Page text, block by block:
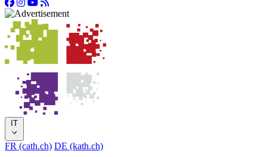
IT
FR (cath.ch) DE (kath.ch)